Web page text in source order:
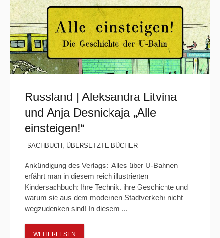
Russland | Aleksandra Litvina
und Anja Desnickaja „Alle
einsteigen!“
SACHBUCH , ÜBERSETZTE BÜCHER
Ankündigung des Verlags: Alles über U-Bahnen
erfährt man in diesem reich illustrierten
Kindersachbuch: Ihre Technik, ihre Geschichte und
warum sie aus dem modernen Stadtverkehr nicht
wegzudenken sind! In diesem ...
WEITERLESEN